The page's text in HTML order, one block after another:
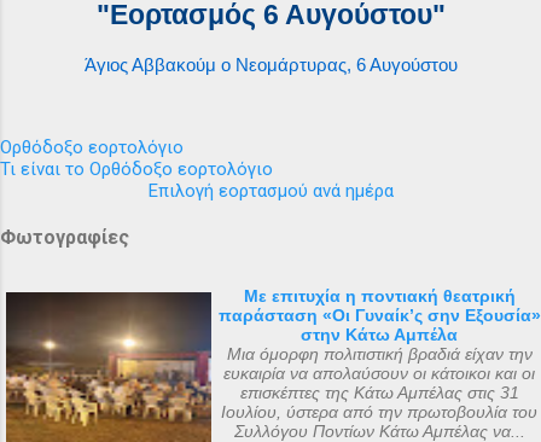
"Εορτασμός 6 Αυγούστου"
Άγιος Αββακούμ ο Νεομάρτυρας, 6 Αυγούστου
Ορθόδοξο εορτολόγιο
Τι είναι το Ορθόδοξο εορτολόγιο
Επιλογή εορτασμού ανά ημέρα
Φωτογραφίες
Με επιτυχία η ποντιακή θεατρική
παράσταση «Οι Γυναίκ’ς σην Εξουσία»
στην Κάτω Αμπέλα
Μια όμορφη πολιτιστική βραδιά είχαν την
ευκαιρία να απολαύσουν οι κάτοικοι και οι
επισκέπτες της Κάτω Αμπέλας στις 31
Ιουλίου, ύστερα από την πρωτοβουλία του
Συλλόγου Ποντίων Κάτω Αμπέλας να...